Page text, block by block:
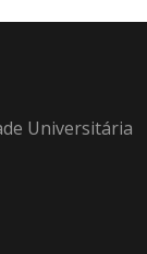
Universitária